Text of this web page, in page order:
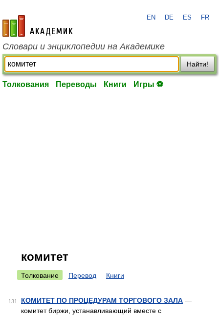
academic.ru
EN DE ES FR
Словари и энциклопедии на Академике
Найти!
Толкования Переводы Книги Игры ⚽
комитет
Толкование Перевод Книги
131 КОМИТЕТ ПО ПРОЦЕДУРАМ ТОРГОВОГО ЗАЛА —
комитет биржи, устанавливающий вместе с